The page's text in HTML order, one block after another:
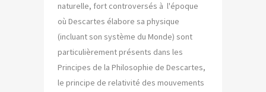
naturelle, fort controversés à l'époque
où Descartes élabore sa physique
(incluant son système du Monde) sont
particulièrement présents dans les
Principes de la Philosophie de Descartes,
le principe de relativité des mouvements